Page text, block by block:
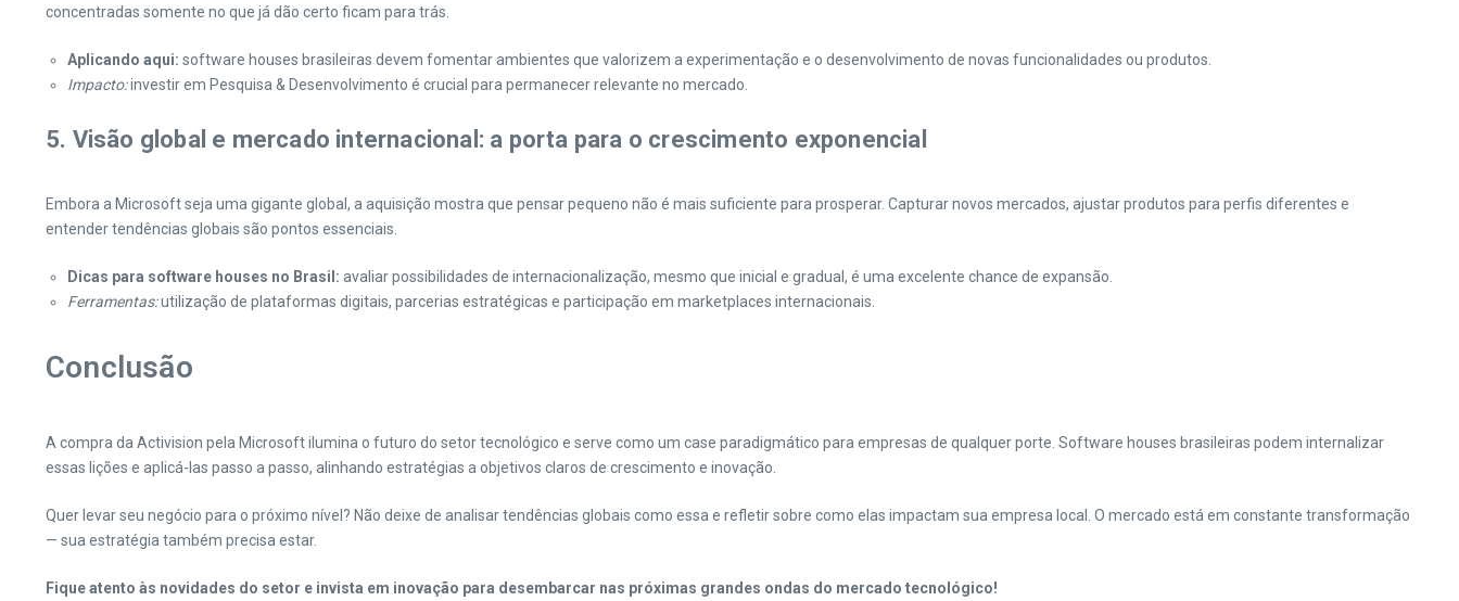
concentradas somente no que já dão certo ficam para trás.
Aplicando aqui: software houses brasileiras devem fomentar ambientes que valorizem a experimentação e o desenvolvimento de novas funcionalidades ou produtos.
Impacto:investir em Pesquisa & Desenvolvimento é crucial para permanecer relevante no mercado.
5. Visão global e mercado internacional: a porta para o crescimento exponencial
Embora a Microsoft seja uma gigante global, a aquisição mostra que pensar pequeno não é mais suficiente para prosperar. Capturar novos mercados, ajustar produtos para perfis diferentes e
entender tendências globais são pontos essenciais.
Dicas para software houses no Brasil: avaliar possibilidades de internacionalização, mesmo que inicial e gradual, é uma excelente chance de expansão.
Ferramentas:utilização de plataformas digitais, parcerias estratégicas e participação em marketplaces internacionais.
Conclusão
A compra da Activision pela Microsoft ilumina o futuro do setor tecnológico e serve como um case paradigmático para empresas de qualquer porte. Software houses brasileiras podem internalizar
essas lições e aplicá-las passo a passo, alinhando estratégias a objetivos claros de crescimento e inovação.
Quer levar seu negócio para o próximo nível? Não deixe de analisar tendências globais como essa e refletir sobre como elas impactam sua empresa local. O mercado está em constante transformação
— sua estratégia também precisa estar.
Fique atento às novidades do setor e invista em inovação para desembarcar nas próximas grandes ondas do mercado tecnológico!